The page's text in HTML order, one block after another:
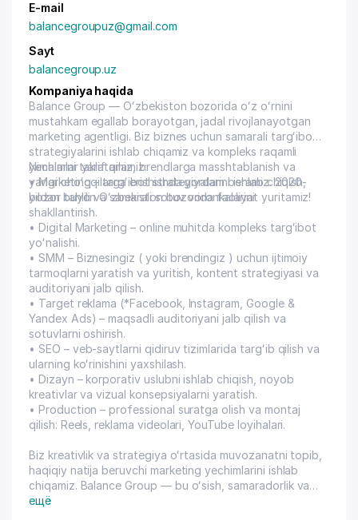
E-mail
balancegroupuz@gmail.com
Sayt
balancegroup.uz
Kompaniya haqida
Balance Group — Oʻzbekiston bozorida oʻz oʻrnini
mustahkam egallab borayotgan, jadal rivojlanayotgan
marketing agentligi. Biz biznes uchun samarali targʻibot
strategiyalarini ishlab chiqamiz va kompleks raqamli
yechimlar yaratamiz, brendlarga masshtablanish va
yangi choʻqqilarga erishishda yordam beramiz. 2020-
yildan buyon Oʻzbekiston bozorida faoliyat yuritamiz!
Nimalarni taklif qilamiz:
• Marketing – targʻibot strategiyalarini ishlab chiqish,
bozor tahlili va samarali sotuv voronkalarini
shakllantirish.
• Digital Marketing – online muhitda kompleks targʻibot
yoʻnalishi.
• SMM – Biznesingiz ( yoki brendingiz ) uchun ijtimoiy
tarmoqlarni yaratish va yuritish, kontent strategiyasi va
auditoriyani jalb qilish.
• Target reklama (*Facebook, Instagram, Google &
Yandex Ads) – maqsadli auditoriyani jalb qilish va
sotuvlarni oshirish.
• SEO – veb-saytlarni qidiruv tizimlarida targʻib qilish va
ularning koʻrinishini yaxshilash.
• Dizayn – korporativ uslubni ishlab chiqish, noyob
kreativlar va vizual konsepsiyalarni yaratish.
• Production – professional suratga olish va montaj
qilish: Reels, reklama videolari, YouTube loyihalari.
Biz kreativlik va strategiya oʻrtasida muvozanatni topib,
haqiqiy natija beruvchi marketing yechimlarini ishlab
chiqamiz. Balance Group — bu oʻsish, samaradorlik va
raqamli dunyoda biznesingizni ishonchli rivojlantirishdir.
ещё